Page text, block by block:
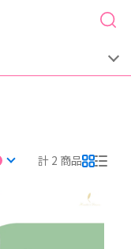
計 2 商品